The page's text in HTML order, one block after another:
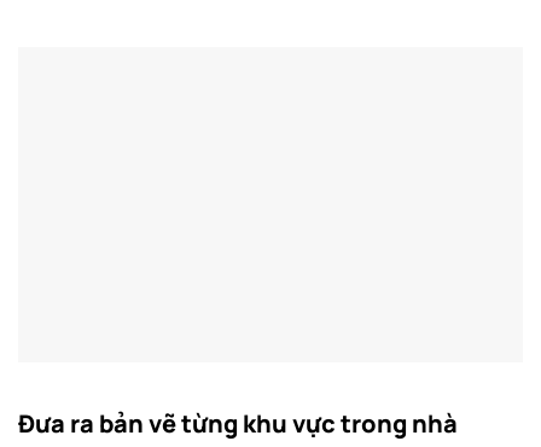
Đưa ra bản vẽ từng khu vực trong nhà